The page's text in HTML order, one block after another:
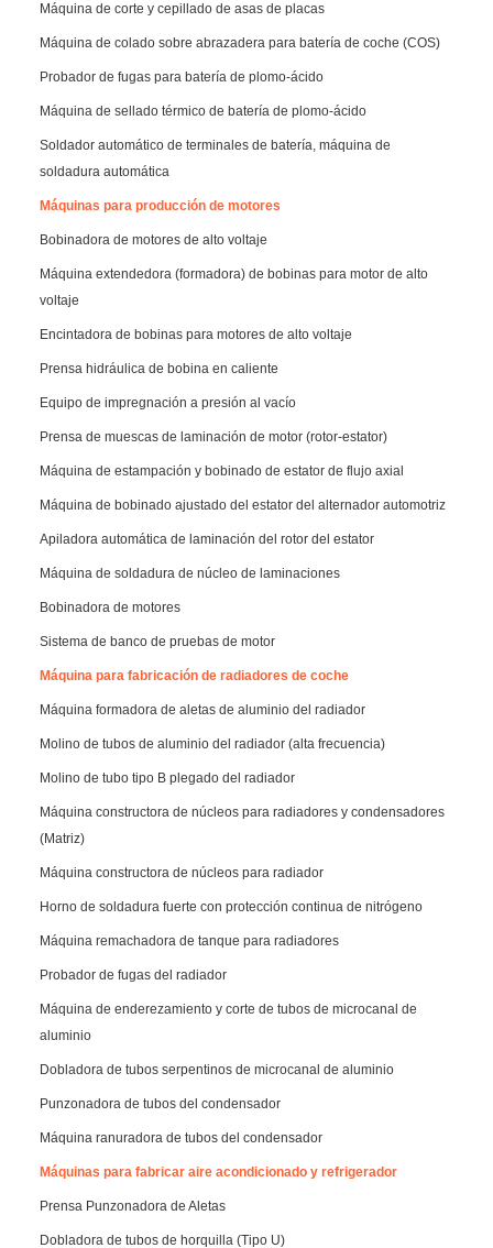
Máquina de corte y cepillado de asas de placas
Máquina de colado sobre abrazadera para batería de coche (COS)
Probador de fugas para batería de plomo-ácido
Máquina de sellado térmico de batería de plomo-ácido
Soldador automático de terminales de batería, máquina de
soldadura automática
Máquinas para producción de motores
Bobinadora de motores de alto voltaje
Máquina extendedora (formadora) de bobinas para motor de alto
voltaje
Encintadora de bobinas para motores de alto voltaje
Prensa hidráulica de bobina en caliente
Equipo de impregnación a presión al vacío
Prensa de muescas de laminación de motor (rotor-estator)
Máquina de estampación y bobinado de estator de flujo axial
Máquina de bobinado ajustado del estator del alternador automotriz
Apiladora automática de laminación del rotor del estator
Máquina de soldadura de núcleo de laminaciones
Bobinadora de motores
Sistema de banco de pruebas de motor
Máquina para fabricación de radiadores de coche
Máquina formadora de aletas de aluminio del radiador
Molino de tubos de aluminio del radiador (alta frecuencia)
Molino de tubo tipo B plegado del radiador
Máquina constructora de núcleos para radiadores y condensadores
(Matriz)
Máquina constructora de núcleos para radiador
Horno de soldadura fuerte con protección continua de nitrógeno
Máquina remachadora de tanque para radiadores
Probador de fugas del radiador
Máquina de enderezamiento y corte de tubos de microcanal de
aluminio
Dobladora de tubos serpentinos de microcanal de aluminio
Punzonadora de tubos del condensador
Máquina ranuradora de tubos del condensador
Máquinas para fabricar aire acondicionado y refrigerador
Prensa Punzonadora de Aletas
Dobladora de tubos de horquilla (Tipo U)